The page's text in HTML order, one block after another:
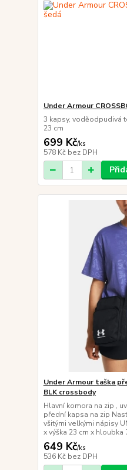
Under Armour
3 kapsy, voděodpudivá
23 cm
699 Kč/ks
578 Kč bez DPH
Under Armour taška
BLK crossbody
Hlavní komora na zip ,
přední kapsa na zip
všitými velkými nápisy
x výška 23 cm x hloubka
649 Kč/ks
536 Kč bez DPH